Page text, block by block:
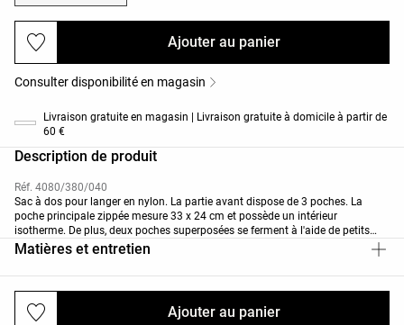
Ajouter au panier
Ajouter au panier
Consulter disponibilité en magasin
Livraison gratuite en magasin | Livraison gratuite à domicile à partir de
60 €
Description de produit
Réf. 4080/380/040
Sac à dos pour langer en nylon. La partie avant dispose de 3 poches. La
poche principale zippée mesure 33 x 24 cm et possède un intérieur
isotherme. De plus, deux poches superposées se ferment à l'aide de petits
aimants. Les côtés sont dotés de deux poches élastiquées. Le sac possède
deux grands compartiments, un principal et un autre dissimulé à l'arrière. Ce
compartiment comprend une poche adaptée aux ordinateurs portables
élastiques et zippés pour une organisation optimale. Une sangle amovible
pour les clés est également incluse. Dimensions : 34 x 44 x 12 cm.
Matières et entretien
Livraisons et retours